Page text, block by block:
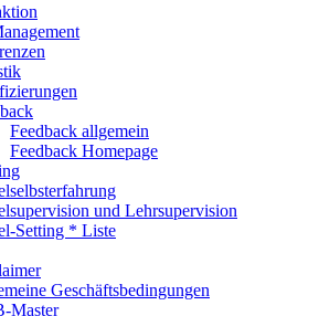
Feedback allgemein
Feedback Homepage
und Lehrsupervision
Setting * Liste
Geschäftsbedingungen
Master